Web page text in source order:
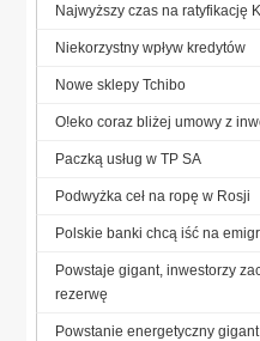
Najwyższy czas na ratyfikację
Niekorzystny wpływ kredytów
Nowe sklepy Tchibo
O!eko coraz bliżej umowy z
Paczką usług w TP SA
Podwyżka ceł na ropę w Rosji
Polskie banki chcą iść na
Powstaje gigant, inwestorzy
rezerwę
Powstanie energetyczny gigant